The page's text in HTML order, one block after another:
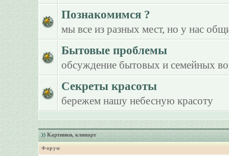
Познакомимся ?
мы все из разных мест, но у нас
Бытовые проблемы
обсуждение бытовых и семейных
Секреты красоты
бережем нашу небесную красоту
Картинки, клипарт
Форум